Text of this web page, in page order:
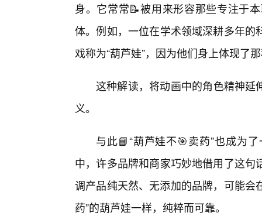
身。它常常📝被用来形容那些专注于
体。例如，一位在学术领域深耕多年
戏称为“葫芦娃”，因为他们身上体现了
这种解读，将动画中的角色精神
义。
与此📘“葫芦娃不🎯卖药”也成为
中，许多品牌和商家巧妙地借用了这
调产品纯天然、无添加的品牌，可能会
药”的葫芦娃一样，纯粹而可靠。